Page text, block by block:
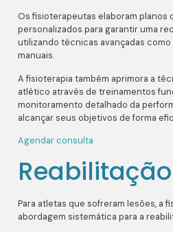
Os fisioterapeutas elaboram planos
personalizados para garantir uma
utilizando técnicas avançadas
manuais.
A fisioterapia também aprimora a
atlético através de treinamentos
monitoramento detalhado da
alcançar seus objetivos de forma
Agendar consulta
Para atletas que sofreram lesões, a
abordagem sistemática para a